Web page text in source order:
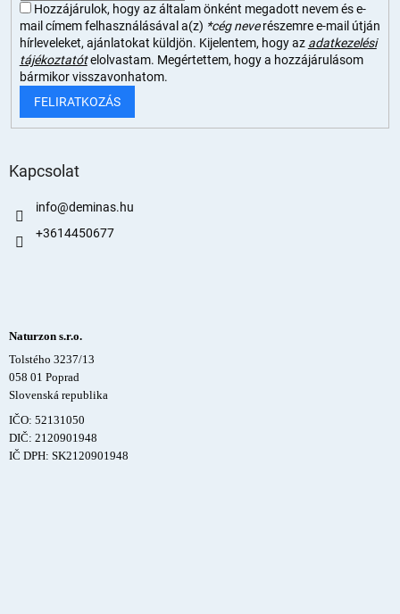
Hozzájárulok, hogy az általam önként megadott nevem és e-
mail címem felhasználásával a(z) *cég neverészemre e-mail útján
hírleveleket, ajánlatokat küldjön. Kijelentem, hogy az adatkezelési
tájékoztatót elolvastam. Megértettem, hogy a hozzájárulásom
bármikor visszavonhatom.
FELIRATKOZÁS
Kapcsolat
info@deminas.hu
+3614450677
Naturzon s.r.o.
Tolstého 3237/13
058 01 Poprad
Slovenská republika
IČO: 52131050
DIČ: 2120901948
IČ DPH: SK2120901948